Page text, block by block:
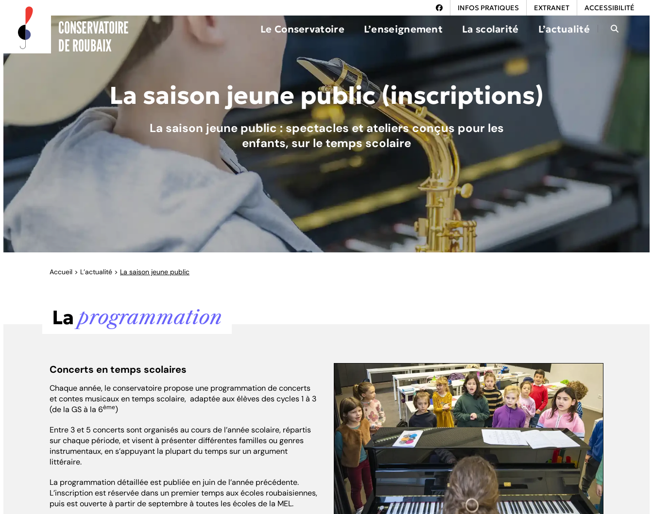
INFOS PRATIQUES EXTRANET ACCESSIBILITÉ
CONSERVATOIRE
DE ROUBAIX
Le Conservatoire L’enseignement La scolarité L’actualité
La saison jeune public (inscriptions)
La saison jeune public : spectacles et ateliers conçus pour les
enfants, sur le temps scolaire
Accueil > L’actualité > La saison jeune public
Laprogrammation
Concerts en temps scolaires
Chaque année, le conservatoire propose une programmation de concerts
et contes musicaux en temps scolaire, adaptée aux élèves des cycles 1 à 3
(de la GS à la 6ème)
Entre 3 et 5 concerts sont organisés au cours de l’année scolaire, répartis
sur chaque période, et visent à présenter différentes familles ou genres
instrumentaux, en s’appuyant la plupart du temps sur un argument
littéraire.
La programmation détaillée est publiée en juin de l’année précédente.
L’inscription est réservée dans un premier temps aux écoles roubaisiennes,
puis est ouverte à partir de septembre à toutes les écoles de la MEL.